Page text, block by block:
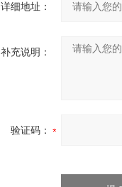
详细地址：
补充说明：
验证码：